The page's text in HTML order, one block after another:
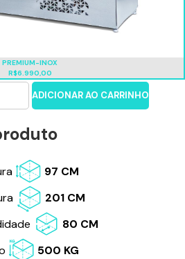
PREMIUM-INOX
R$6.990,00
ADICIONAR AO CARRINHO
97 CM
201 CM
80 CM
500 KG